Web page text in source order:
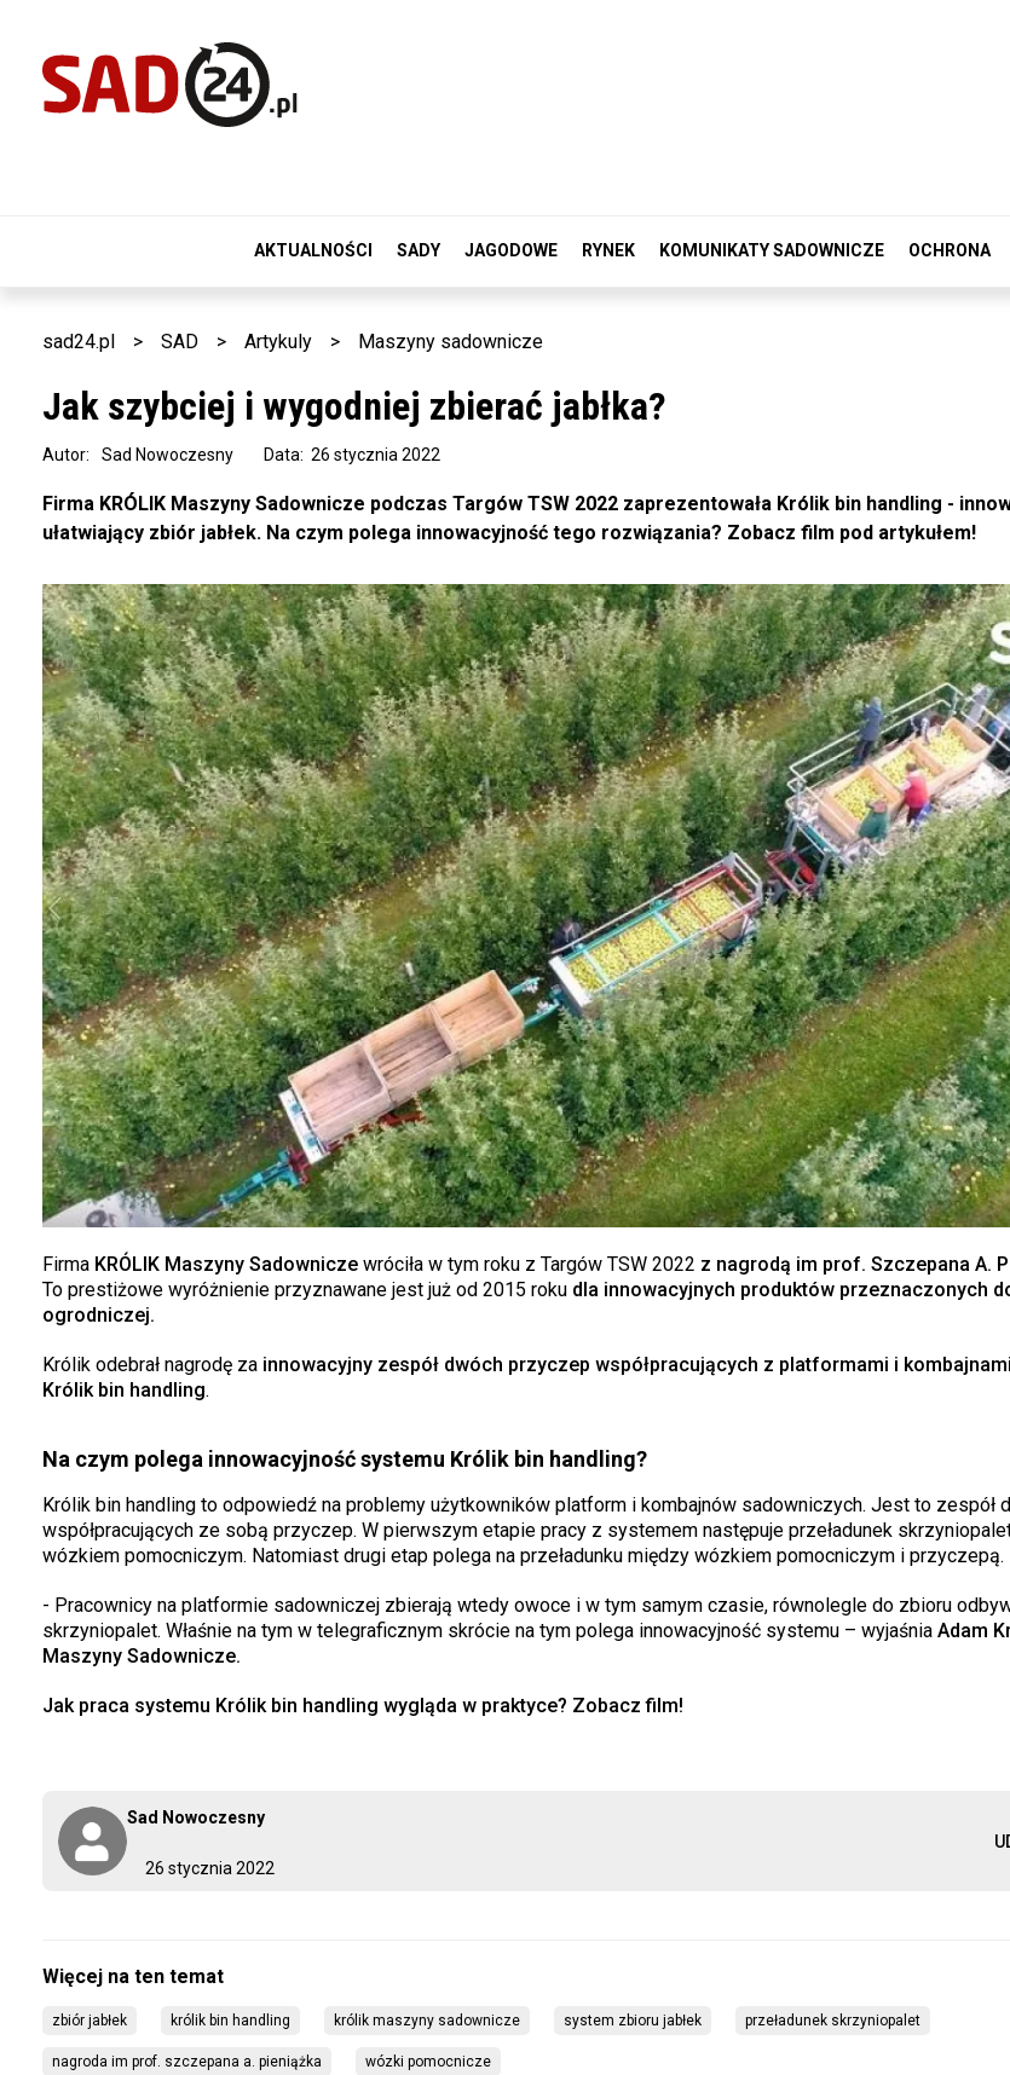
AKTUALNOŚCI SADY JAGODOWE RYNEK KOMUNIKATY SADOWNICZE OCHRONA
sad24.pl > SAD > Artykuly > Maszyny sadownicze
Jak szybciej i wygodniej zbierać jabłka?
Data: 26 stycznia 2022
Autor: Sad Nowoczesny
26 stycznia 2022
Sad Nowoczesny
Firma KRÓLIK Maszyny Sadownicze podczas Targów TSW 2022 zaprezentowała Królik bin handling -
ułatwiający zbiór jabłek. Na czym polega innowacyjność tego rozwiązania? Zobacz film pod artykułem!
Firma KRÓLIK Maszyny Sadowniczewróciła w tym roku z Targów TSW 2022 z nagrodą im prof. Szczepana A.
To prestiżowe wyróżnienie przyznawane jest już od 2015 roku dla innowacyjnych produktów przeznaczonych
ogrodniczej.
Królik odebrał nagrodę zainnowacyjny zespół dwóch przyczep współpracujących z platformami i
Królik bin handling.
Na czym polega innowacyjność systemu Królik bin handling?
Królik bin handling to odpowiedź na problemy użytkowników platform i kombajnów sadowniczych. Jest to zespół
współpracujących ze sobą przyczep. W pierwszym etapie pracy z systemem następuje przeładunek
wózkiem pomocniczym. Natomiast drugi etap polega na przeładunku między wózkiem pomocniczym i przyczepą.
- Pracownicy na platformie sadowniczej zbierają wtedy owoce i w tym samym czasie, równolegle do zbioru
skrzyniopalet. Właśnie na tym w telegraficznym skrócie na tym polega innowacyjność systemu – wyjaśnia Adam
Maszyny Sadownicze.
Jak praca systemu Królik bin handling wygląda w praktyce? Zobacz film!
zbiór jabłek królik bin handling królik maszyny sadownicze system zbioru jabłek przeładunek skrzyniopalet
nagroda im prof. szczepana a. pieniążka wózki pomocnicze